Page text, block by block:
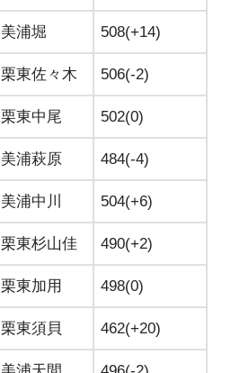
美浦堀 508(+14)
栗東佐々木 506(-2)
栗東中尾 502(0)
美浦萩原 484(-4)
美浦中川 504(+6)
栗東杉山佳 490(+2)
栗東加用 498(0)
栗東須貝 462(+20)